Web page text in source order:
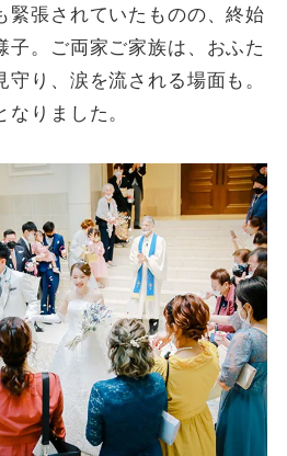
緊張されていたものの、終始
子。ご両家ご家族は、おふた
守り、涙を流される場面も。
なりました。